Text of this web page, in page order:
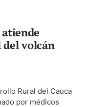
del volcán
Rural del Cauca
por médicos